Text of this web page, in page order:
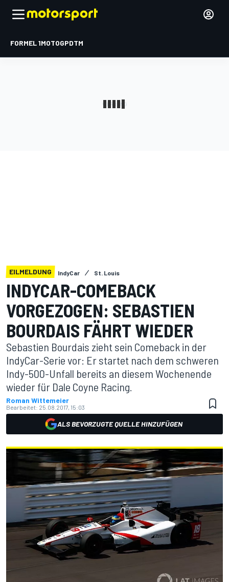
FORMEL 1MOTOGPDTM
EILMELDUNG IndyCar St. Louis
INDYCAR-COMEBACK
VORGEZOGEN: SEBASTIEN
BOURDAIS FÄHRT WIEDER
Sebastien Bourdais zieht sein Comeback in der
IndyCar-Serie vor: Er startet nach dem schweren
Indy-500-Unfall bereits an diesem Wochenende
wieder für Dale Coyne Racing.
Roman Wittemeier
Bearbeitet: 25.08.2017, 15:03
ALS BEVORZUGTE QUELLE HINZUFÜGEN